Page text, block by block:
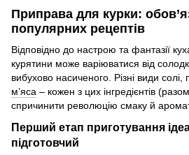
Приправа для курки:
популярних рецептів
Відповідно до настрою та фантазії
курятини може варіюватися від
вибухово насиченого. Різні види солі,
м’яса – кожен з цих інгредієнтів
спричинити революцію смаку й
Перший етап приготування
підготовчий